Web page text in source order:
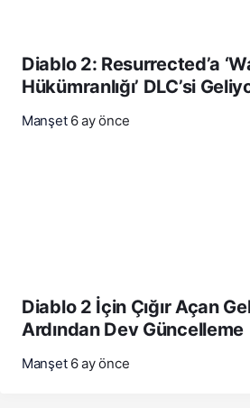
Diablo 2: Resurrected’a
Hükümranlığı’ DLC’si
Manşet 6 ay önce
Diablo 2 İçin Çığır Açan
Ardından Dev Güncelleme
Manşet 6 ay önce